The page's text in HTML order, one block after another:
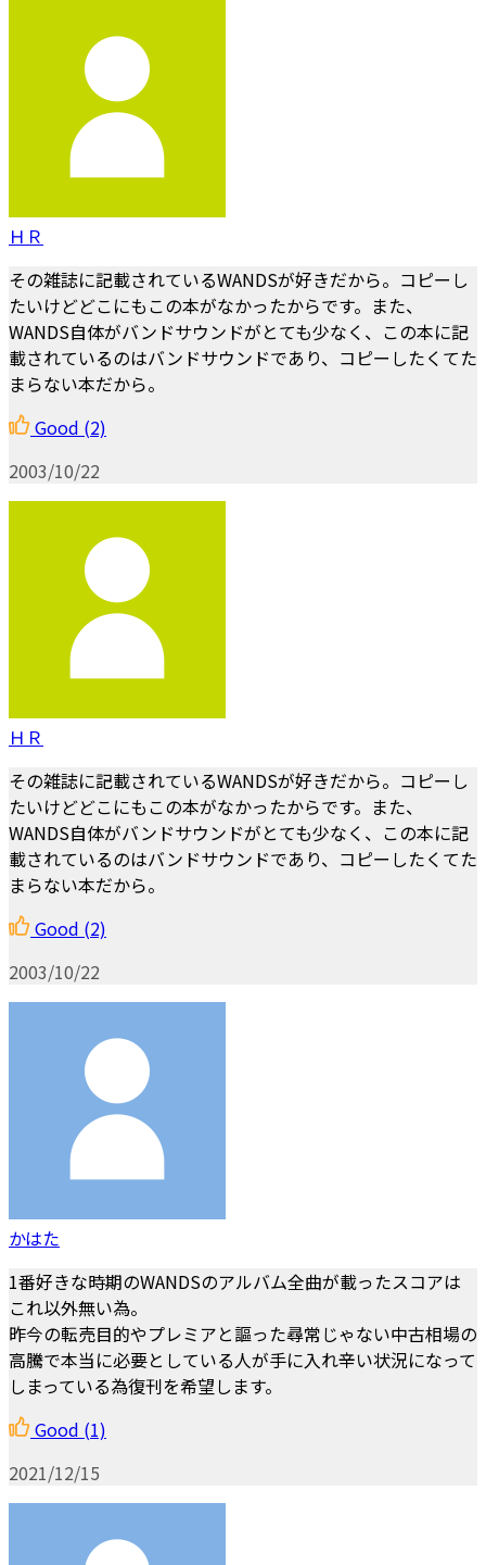
ＨＲ
その雑誌に記載されているWANDSが好きだから。コピーし
たいけどどこにもこの本がなかったからです。また、
WANDS自体がバンドサウンドがとても少なく、この本に記
載されているのはバンドサウンドであり、コピーしたくてた
まらない本だから。
Good (2)
2003/10/22
ＨＲ
その雑誌に記載されているWANDSが好きだから。コピーし
たいけどどこにもこの本がなかったからです。また、
WANDS自体がバンドサウンドがとても少なく、この本に記
載されているのはバンドサウンドであり、コピーしたくてた
まらない本だから。
Good (2)
2003/10/22
かはた
1番好きな時期のWANDSのアルバム全曲が載ったスコアは
これ以外無い為。
昨今の転売目的やプレミアと謳った尋常じゃない中古相場の
高騰で本当に必要としている人が手に入れ辛い状況になって
しまっている為復刊を希望します。
Good (1)
2021/12/15